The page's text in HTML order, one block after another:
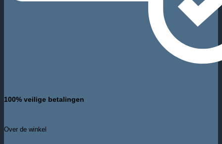
100% veilige betalingen
Over de winkel